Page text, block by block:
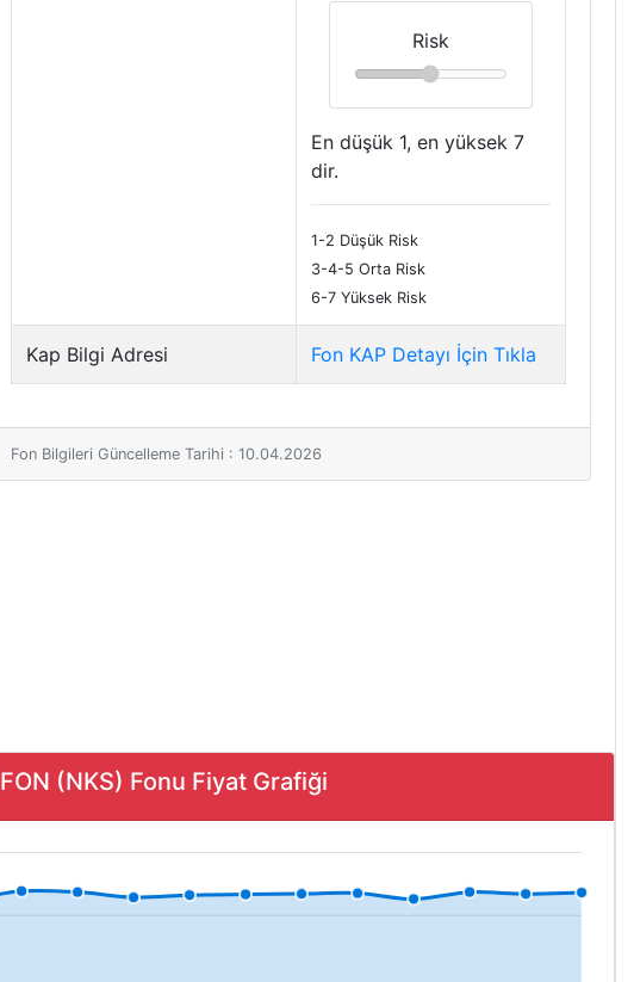
Risk
En düşük 1, en yüksek 7
dir.
1-2 Düşük Risk
3-4-5 Orta Risk
6-7 Yüksek Risk
Kap Bilgi Adresi Fon KAP Detayı İçin Tıkla
Fon Bilgileri Güncelleme Tarihi : 10.04.2026
(NKS) Fonu Fiyat Grafiği